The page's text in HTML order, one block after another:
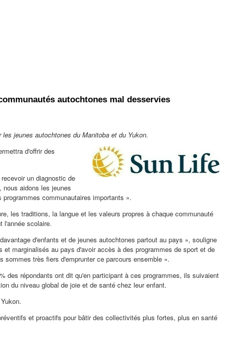
autochtones mal desservies
les jeunes autochtones du Manitobaet du Yukon.
d'offrir des
un diagnostic de
aidons les jeunes
communautaires importants ».
les traditions, la langue et les valeurs propres à chaque communauté
l'année scolaire.
d'enfants et de jeunes autochtones partout au pays », souligne
marginalisés au pays d'avoir accès à des programmes de sport et de
sommes très fiers d'emprunter ce parcours ensemble ».
des répondants ont dit qu'en participant à ces programmes, ils suivaient
du niveau global de joie et de santé chez leur enfant.
Yukon.
et proactifs pour bâtir des collectivités plus fortes, plus en santé